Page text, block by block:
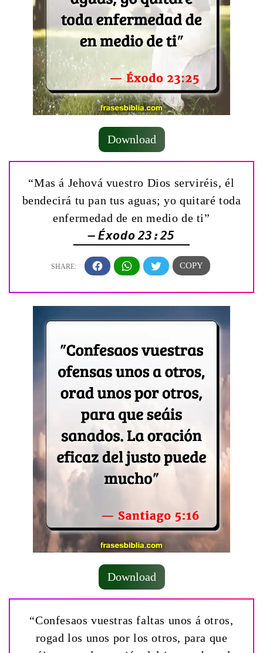
Download
“Mas á Jehová vuestro Dios serviréis, él
bendecirá tu pan tus aguas; yo quitaré toda
enfermedad de en medio de ti”
— Éxodo 23:25
Download
“Confesaos vuestras faltas unos á otros,
rogad los unos por los otros, para que